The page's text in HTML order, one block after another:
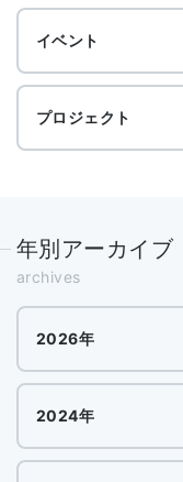
イベント
プロジェクト
年別アーカイブ
archives
2026年
2024年